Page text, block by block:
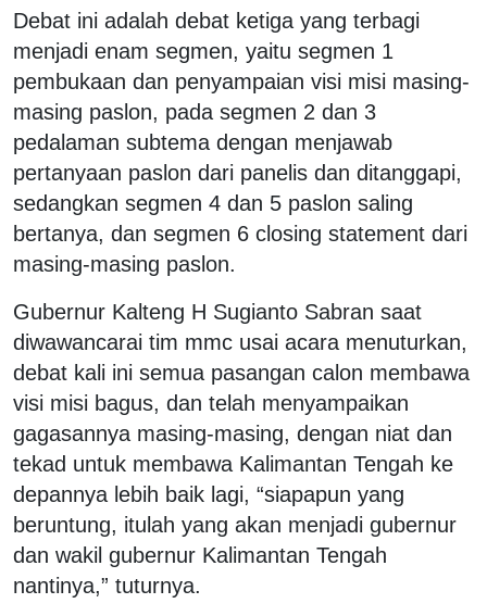
Debat ini adalah debat ketiga yang terbagi
menjadi enam segmen, yaitu segmen 1
pembukaan dan penyampaian visi misi masing-
masing paslon, pada segmen 2 dan 3
pedalaman subtema dengan menjawab
pertanyaan paslon dari panelis dan ditanggapi,
sedangkan segmen 4 dan 5 paslon saling
bertanya, dan segmen 6 closing statement dari
masing-masing paslon.
Gubernur Kalteng H Sugianto Sabran saat
diwawancarai tim mmc usai acara menuturkan,
debat kali ini semua pasangan calon membawa
visi misi bagus, dan telah menyampaikan
gagasannya masing-masing, dengan niat dan
tekad untuk membawa Kalimantan Tengah ke
depannya lebih baik lagi, “siapapun yang
beruntung, itulah yang akan menjadi gubernur
dan wakil gubernur Kalimantan Tengah
nantinya,” tuturnya.